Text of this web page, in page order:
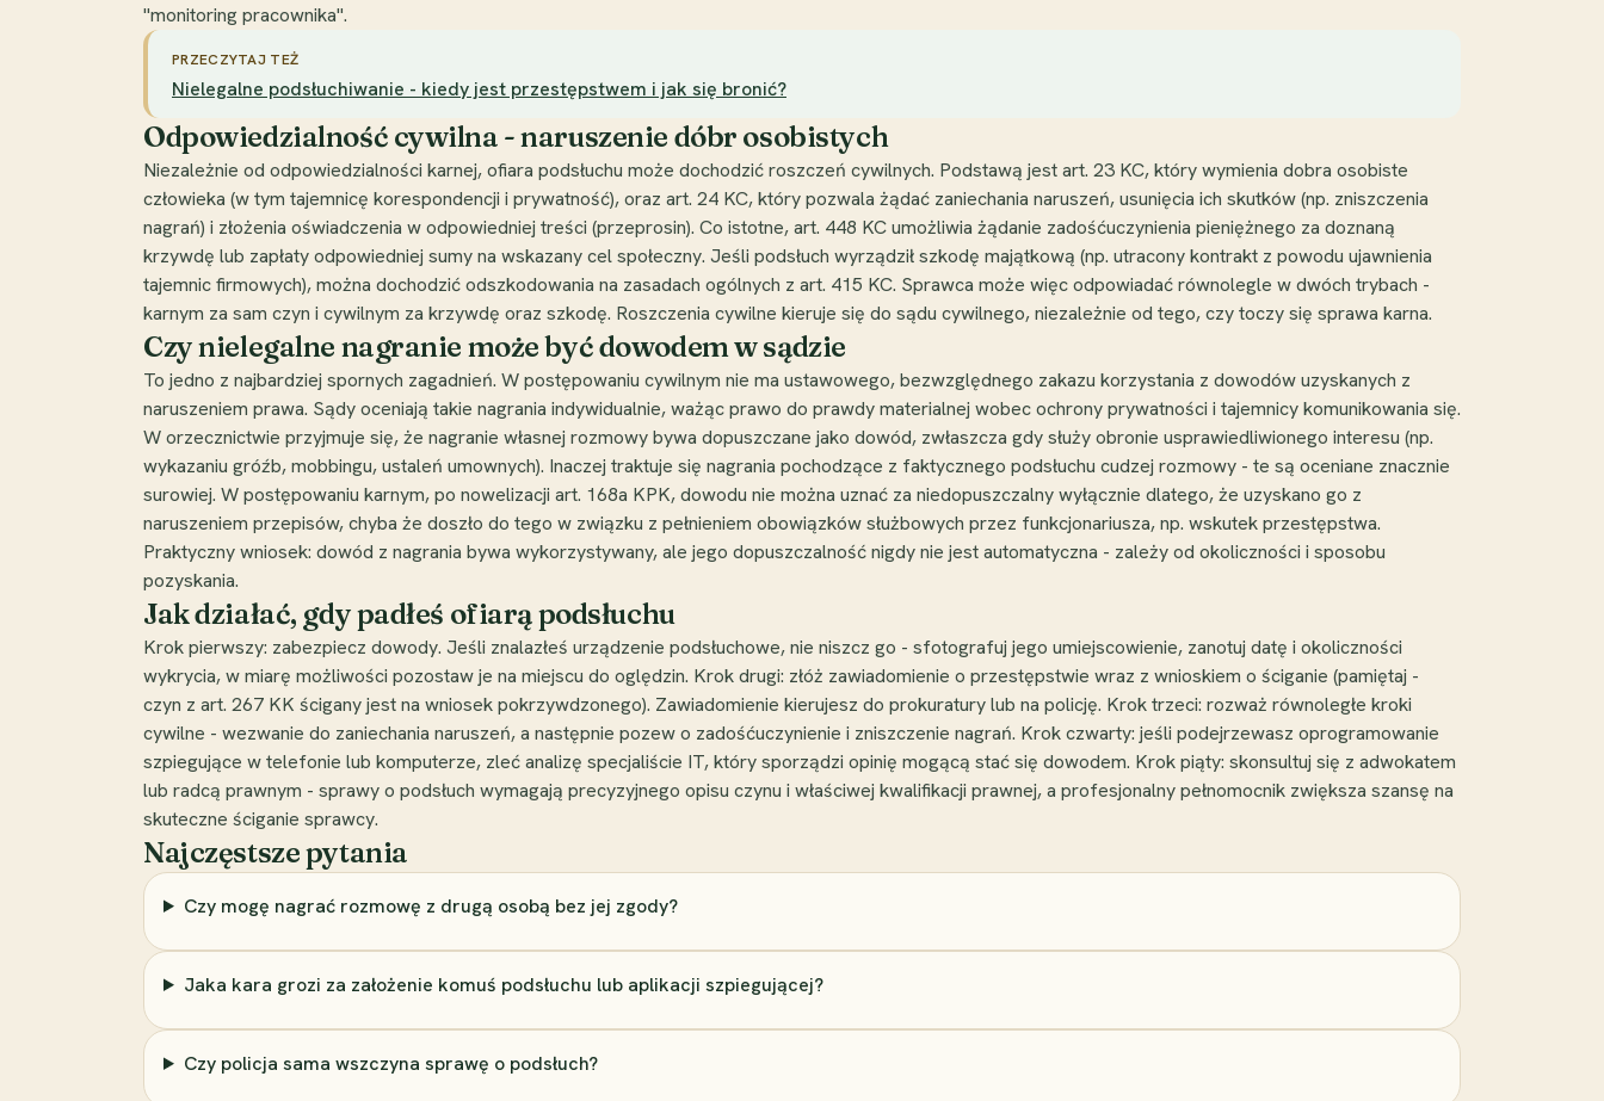
"monitoring pracownika".
PRZECZYTAJ TEŻ
Nielegalne podsłuchiwanie - kiedy jest przestępstwem i jak się bronić?
Odpowiedzialność cywilna - naruszenie dóbr osobistych
Niezależnie od odpowiedzialności karnej, ofiara podsłuchu może dochodzić roszczeń cywilnych. Podstawą jest art. 23 KC, który wymienia dobra osobiste
człowieka (w tym tajemnicę korespondencji i prywatność), oraz art. 24 KC, który pozwala żądać zaniechania naruszeń, usunięcia ich skutków (np. zniszczenia
nagrań) i złożenia oświadczenia w odpowiedniej treści (przeprosin). Co istotne, art. 448 KC umożliwia żądanie zadośćuczynienia pieniężnego za doznaną
krzywdę lub zapłaty odpowiedniej sumy na wskazany cel społeczny. Jeśli podsłuch wyrządził szkodę majątkową (np. utracony kontrakt z powodu ujawnienia
tajemnic firmowych), można dochodzić odszkodowania na zasadach ogólnych z art. 415 KC. Sprawca może więc odpowiadać równolegle w dwóch trybach -
karnym za sam czyn i cywilnym za krzywdę oraz szkodę. Roszczenia cywilne kieruje się do sądu cywilnego, niezależnie od tego, czy toczy się sprawa karna.
Czy nielegalne nagranie może być dowodem w sądzie
To jedno z najbardziej spornych zagadnień. W postępowaniu cywilnym nie ma ustawowego, bezwzględnego zakazu korzystania z dowodów uzyskanych z
naruszeniem prawa. Sądy oceniają takie nagrania indywidualnie, ważąc prawo do prawdy materialnej wobec ochrony prywatności i tajemnicy komunikowania się.
W orzecznictwie przyjmuje się, że nagranie własnej rozmowy bywa dopuszczane jako dowód, zwłaszcza gdy służy obronie usprawiedliwionego interesu (np.
wykazaniu gróźb, mobbingu, ustaleń umownych). Inaczej traktuje się nagrania pochodzące z faktycznego podsłuchu cudzej rozmowy - te są oceniane znacznie
surowiej. W postępowaniu karnym, po nowelizacji art. 168a KPK, dowodu nie można uznać za niedopuszczalny wyłącznie dlatego, że uzyskano go z
naruszeniem przepisów, chyba że doszło do tego w związku z pełnieniem obowiązków służbowych przez funkcjonariusza, np. wskutek przestępstwa.
Praktyczny wniosek: dowód z nagrania bywa wykorzystywany, ale jego dopuszczalność nigdy nie jest automatyczna - zależy od okoliczności i sposobu
pozyskania.
Jak działać, gdy padłeś ofiarą podsłuchu
Krok pierwszy: zabezpiecz dowody. Jeśli znalazłeś urządzenie podsłuchowe, nie niszcz go - sfotografuj jego umiejscowienie, zanotuj datę i okoliczności
wykrycia, w miarę możliwości pozostaw je na miejscu do oględzin. Krok drugi: złóż zawiadomienie o przestępstwie wraz z wnioskiem o ściganie (pamiętaj -
czyn z art. 267 KK ścigany jest na wniosek pokrzywdzonego). Zawiadomienie kierujesz do prokuratury lub na policję. Krok trzeci: rozważ równoległe kroki
cywilne - wezwanie do zaniechania naruszeń, a następnie pozew o zadośćuczynienie i zniszczenie nagrań. Krok czwarty: jeśli podejrzewasz oprogramowanie
szpiegujące w telefonie lub komputerze, zleć analizę specjaliście IT, który sporządzi opinię mogącą stać się dowodem. Krok piąty: skonsultuj się z adwokatem
lub radcą prawnym - sprawy o podsłuch wymagają precyzyjnego opisu czynu i właściwej kwalifikacji prawnej, a profesjonalny pełnomocnik zwiększa szansę na
skuteczne ściganie sprawcy.
Najczęstsze pytania
Czy mogę nagrać rozmowę z drugą osobą bez jej zgody?
Jaka kara grozi za założenie komuś podsłuchu lub aplikacji szpiegującej?
Czy policja sama wszczyna sprawę o podsłuch?